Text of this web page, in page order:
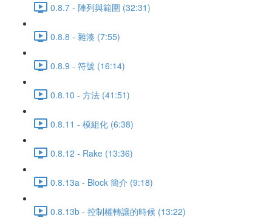
0.8.7 - 陣列與範圍 (32:31)
0.8.8 - 雜湊 (7:55)
0.8.9 - 符號 (16:14)
0.8.10 - 方法 (41:51)
0.8.11 - 模組化 (6:38)
0.8.12 - Rake (13:36)
0.8.13a - Block 簡介 (9:18)
0.8.13b - 控制權轉讓的時候 (13:22)